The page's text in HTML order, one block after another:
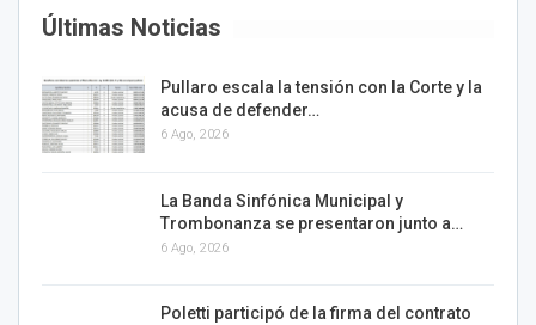
Últimas Noticias
Pullaro escala la tensión con la Corte y la
acusa de defender…
6 Ago, 2026
La Banda Sinfónica Municipal y
Trombonanza se presentaron junto a…
6 Ago, 2026
Poletti participó de la firma del contrato